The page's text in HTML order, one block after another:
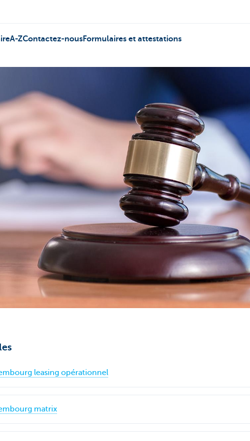
A-ZContactez-nousFormulaires et attestations
leasing opérationnel
matrix